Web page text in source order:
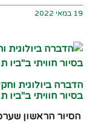
19 במאי 2022
הדברה ביולוגית
בסיור חוויתי ב"ביו
הסיור הראשון